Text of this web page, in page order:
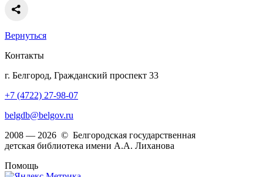
Вернуться
Контакты
г. Белгород, Гражданский проспект 33
+7 (4722) 27-98-07
belgdb@belgov.ru
2008 — 2026 © Белгородская государственная
детская библиотека имени А.А. Лиханова
Помощь